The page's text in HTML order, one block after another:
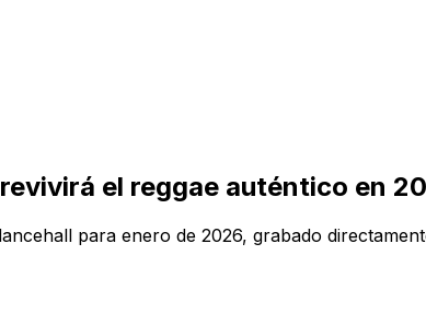
el reggae auténtico en
para enero de 2026, grabado